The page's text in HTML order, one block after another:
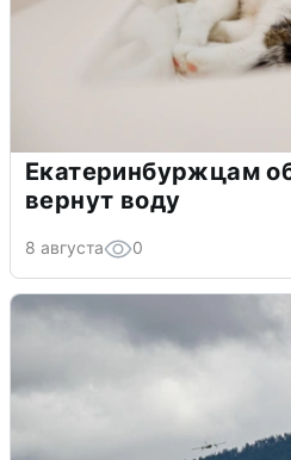
Екатеринбуржцам
вернут воду
8 августа 0